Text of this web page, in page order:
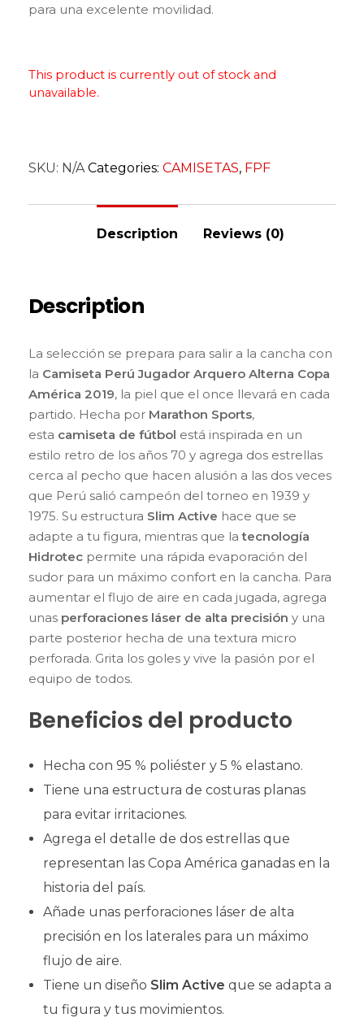
para una excelente movilidad.
This product is currently out of stock and
unavailable.
SKU: N/A Categories: CAMISETAS, FPF
Description Reviews (0)
Description
La selección se prepara para salir a la cancha con
la Camiseta Perú Jugador Arquero Alterna Copa
América 2019, la piel que el once llevará en cada
partido. Hecha por Marathon Sports,
esta camiseta de fútbol está inspirada en un
estilo retro de los años 70 y agrega dos estrellas
cerca al pecho que hacen alusión a las dos veces
que Perú salió campeón del torneo en 1939 y
1975. Su estructura Slim Active hace que se
adapte a tu figura, mientras que la tecnología
Hidrotec permite una rápida evaporación del
sudor para un máximo confort en la cancha. Para
aumentar el flujo de aire en cada jugada, agrega
unas perforaciones láser de alta precisión y una
parte posterior hecha de una textura micro
perforada. Grita los goles y vive la pasión por el
equipo de todos.
Beneficios del producto
Hecha con 95 % poliéster y 5 % elastano.
Tiene una estructura de costuras planas
para evitar irritaciones.
Agrega el detalle de dos estrellas que
representan las Copa América ganadas en la
historia del país.
Añade unas perforaciones láser de alta
precisión en los laterales para un máximo
flujo de aire.
Tiene un diseño Slim Active que se adapta a
tu figura y tus movimientos.